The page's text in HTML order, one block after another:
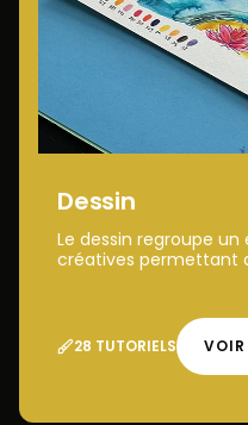
Dessin
Le dessin regroupe
créatives permettant
28 TUTORIELS VOIR